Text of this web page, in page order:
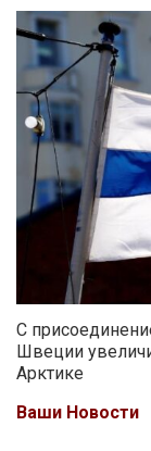
С
Швеции
Арктике
Ваши Новости